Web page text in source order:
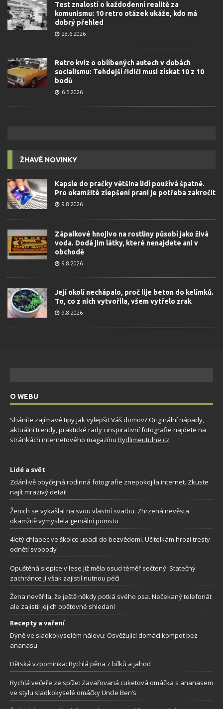
Test znalostí o každodenní realitě za
komunismu: 10 retro otázek ukáže, kdo má
dobrý přehled
23.6.2026
Retro kvíz o oblíbených autech v dobách
socialismu: Tehdejší řidiči musí získat 10 z 10
bodů
6.5.2026
ŽHAVÉ NOVINKY
Kapsle do pračky většina lidí používá špatně.
Pro okamžité zlepšení praní je potřeba zakročit
9.8.2026
Zápalkové hnojivo na rostliny působí jako živá
voda. Dodá jim látky, které nenajdete ani v
obchodě
9.8.2026
Její okolí nechápalo, proč lije beton do kelímků.
To, co z nich vytvořila, všem vytřelo zrak
9.8.2026
O WEBU
Sháníte zajímavé tipy jak vylepšit Váš domov? Originální nápady,
aktuální trendy, praktické rady i inspirativní fotografie najdete na
stránkách internetového magazínu Bydlimeutulne.cz.
Lidé a svět
Zdánlivě obyčejná rodinná fotografie znepokojila internet. Zkuste
najít mrazivý detail
Ženich se vykašlal na svou vlastní svatbu. Zhrzená nevěsta
okamžitě vymyslela geniální pomstu
4letý chlapec ve školce upadl do bezvědomí. Učitelkám hrozí tresty
odnětí svobody
Opuštěná slepice v lese již měla osud téměř sečtený. Statečný
zachránce jí však zajistil nutnou péči
Žena nevěřila, že ještě někdy potká svého psa. Nečekaný telefonát
ale zajistil jejich opětovné shledaní
Recepty a vaření
Dýně ve sladkokyselém nálevu: Osvěžující domácí kompot bez
ananasu
Dětská vzpomínka: Rychlá pěna z bílků a jahod
Rychlá večeře ze spíže: Zavařovaná cuketová omáčka s ananasem
ve stylu sladkokyselé omáčky Uncle Ben’s